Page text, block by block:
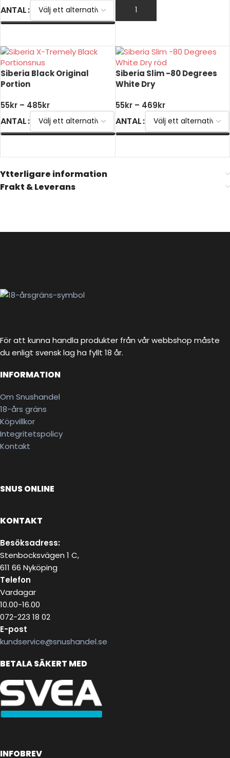
ANTAL LÄGG TILL I VARUKORG
Siberia Black Original
Portion
55kr – 485kr
ANTAL
Siberia Slim -80 Degrees
White Dry
55kr – 469kr
ANTAL
Ytterligare information
Frakt & Leverans
För att kunna handla produkter från vår webbshop måste
du enligt svensk lag ha fyllt 18 år.
INFORMATION
Om Snushandel
18-års gräns
Köpvillkor
Integritetspolicy
Kontakt
SNUS ONLINE
KONTAKT
Besöksadress:
Stenbocksvägen 1 C,
611 66 Nyköping
Telefon
Vardagar
10.00-16.00
072-223 18 02
E-post
kundservice@snushandel.se
BETALA SÄKERT MED
INFOBREV